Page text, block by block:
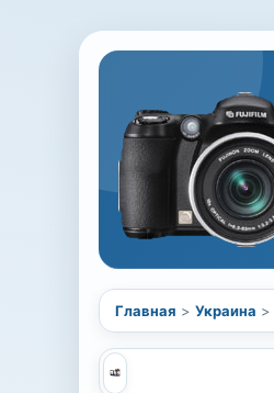
Главная > Украина >